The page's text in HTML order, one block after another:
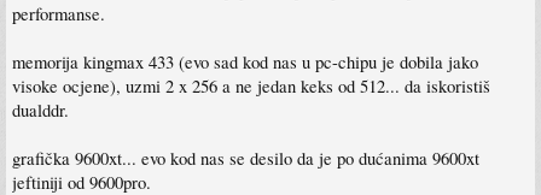
performanse.
memorija kingmax 433 (evo sad kod nas u pc-chipu je dobila jako
visoke ocjene), uzmi 2 x 256 a ne jedan keks od 512... da iskoristiš
dualddr.
grafička 9600xt... evo kod nas se desilo da je po dućanima 9600xt
jeftiniji od 9600pro.